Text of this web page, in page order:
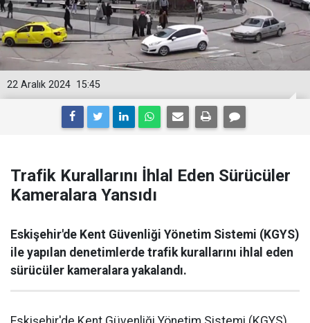
15:45
22 Aralık 2024
Trafik Kurallarını İhlal Eden Sürücüler
Kameralara Yansıdı
Eskişehir'de Kent Güvenliği Yönetim Sistemi (KGYS)
ile yapılan denetimlerde trafik kurallarını ihlal eden
sürücüler kameralara yakalandı.